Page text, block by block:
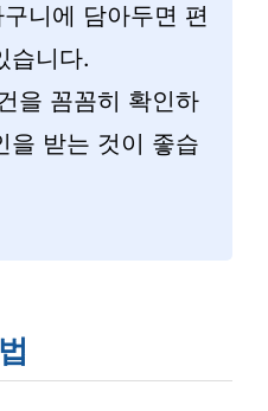
니에 담아두면 편
습니다.
을 꼼꼼히 확인하
을 받는 것이 좋습